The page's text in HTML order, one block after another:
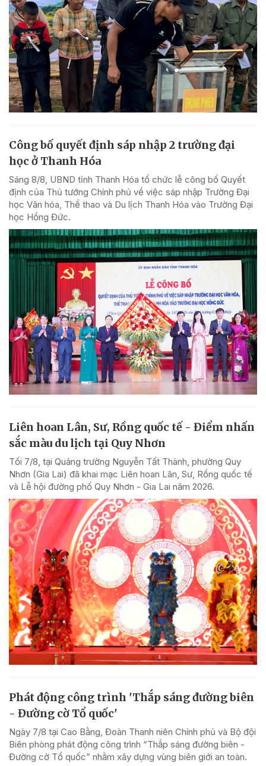
Công bố quyết định sáp nhập 2 trường đại
học ở Thanh Hóa
Sáng 8/8, UBND tỉnh Thanh Hóa tổ chức lễ công bố Quyết
định của Thủ tướng Chính phủ về việc sáp nhập Trường Đại
học Văn hóa, Thể thao và Du lịch Thanh Hóa vào Trường Đại
học Hồng Đức.
Liên hoan Lân, Sư, Rồng quốc tế - Điểm nhấn
sắc màu du lịch tại Quy Nhơn
Tối 7/8, tại Quảng trường Nguyễn Tất Thành, phường Quy
Nhơn (Gia Lai) đã khai mạc Liên hoan Lân, Sư, Rồng quốc tế
và Lễ hội đường phố Quy Nhơn - Gia Lai năm 2026.
Phát động công trình 'Thắp sáng đường biên
- Đường cờ Tổ quốc'
Ngày 7/8 tại Cao Bằng, Đoàn Thanh niên Chính phủ và Bộ đội
Biên phòng phát động công trình “Thắp sáng đường biên -
Đường cờ Tổ quốc” nhằm xây dựng vùng biên giới an toàn.